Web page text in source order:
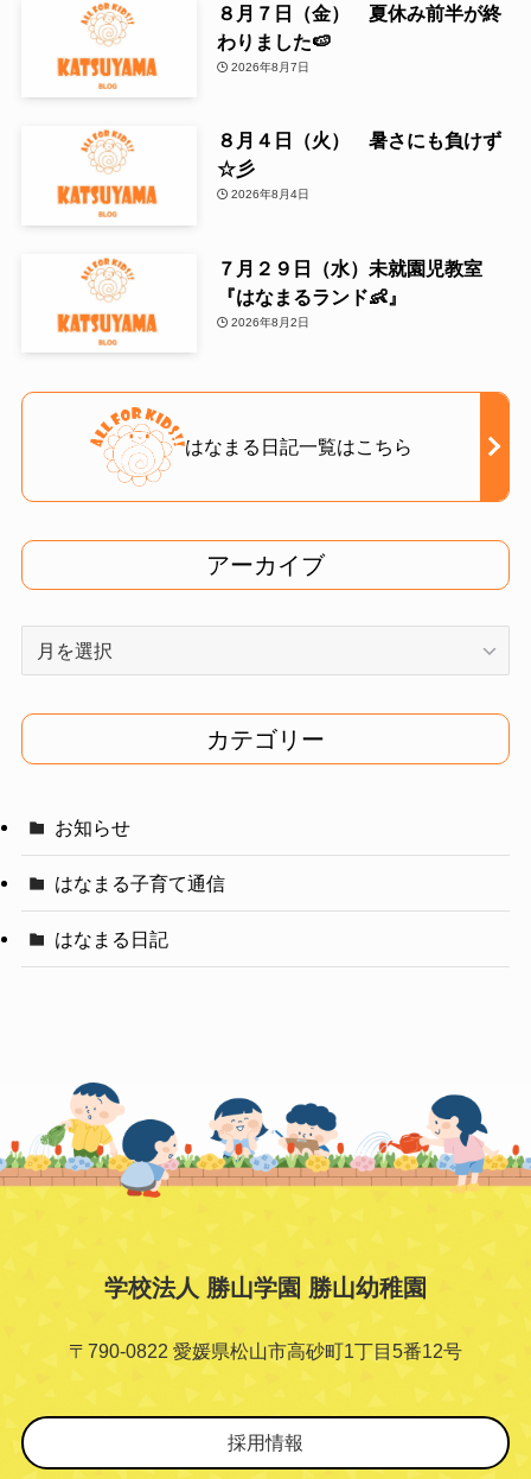
８月７日（金） 夏休み前半が終
わりました🍉
2026年8月7日
８月４日（火） 暑さにも負けず
☆彡
2026年8月4日
７月２９日（水）未就園児教室
『はなまるランド👶』
2026年8月2日
はなまる日記一覧はこちら
アーカイブ
イ
ブ
カテゴリー
お知らせ
はなまる子育て通信
はなまる日記
学校法人 勝山学園 勝山幼稚園
〒790-0822 愛媛県松山市高砂町1丁目5番12号
採用情報